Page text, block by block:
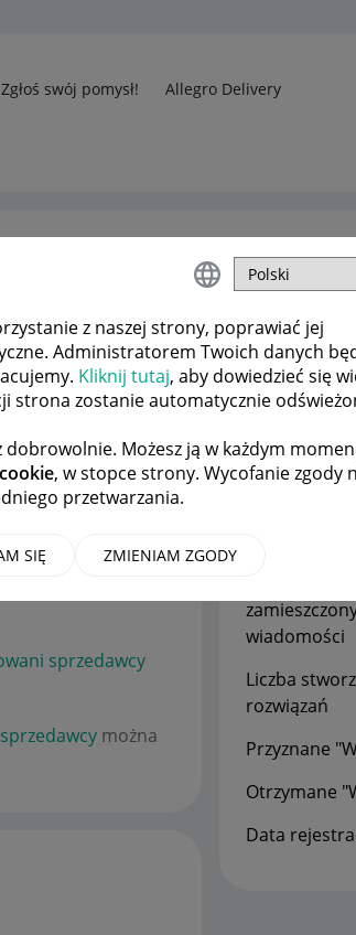
z naszej strony, poprawiać jej
Administratorem Twoich danych
Kliknij tutaj, aby dowiedzieć się
strona zostanie automatycznie
Możesz ją w każdym
, w stopce strony. Wycofanie zgody
przetwarzania.
SIĘ ZMIENIAM ZGODY
Zgłoś swój pomysł! Allegro Delivery
sprzedawcy
można
wiadomości
Liczba
rozwiązań
Przyznane
Otrzymane
Data